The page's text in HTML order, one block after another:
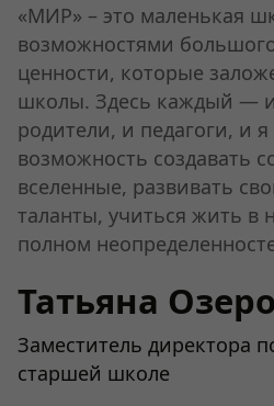
«МИР» – это маленькая
возможностями
ценности, которые
школы. Здесь каждый —
родители, и педагоги, и
возможность создавать
вселенные, развивать
таланты, учиться жить в
полном
Татьяна
Заместитель директора
старшей школе